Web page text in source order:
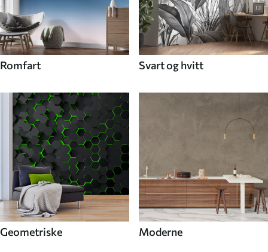
Romfart Svart og hvitt
Geometriske Moderne